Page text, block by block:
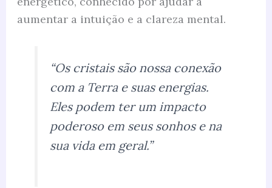
aumentar a intuição e a clareza mental.
“Os cristais são nossa conexão
com a Terra e suas energias.
Eles podem ter um impacto
poderoso em seus sonhos e na
sua vida em geral.”